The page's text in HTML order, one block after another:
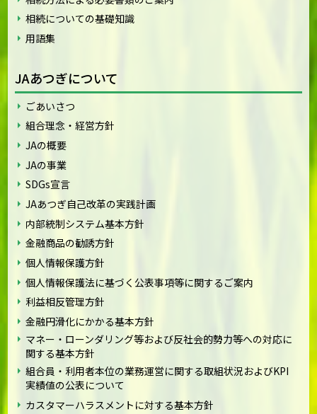
相続についての基礎知識
用語集
JAあつぎについて
ごあいさつ
組合理念・経営方針
JAの概要
JAの事業
SDGs宣言
JAあつぎ自己改革の実践計画
内部統制システム基本方針
金融商品の勧誘方針
個人情報保護方針
個人情報保護法に基づく公表事項等に関するご案内
利益相反管理方針
金融円滑化にかかる基本方針
マネー・ローンダリング等および反社会的勢力等への対応に
関する基本方針
組合員・利用者本位の業務運営に関する取組状況およびKPI
実績値の公表について
カスタマーハラスメントに対する基本方針